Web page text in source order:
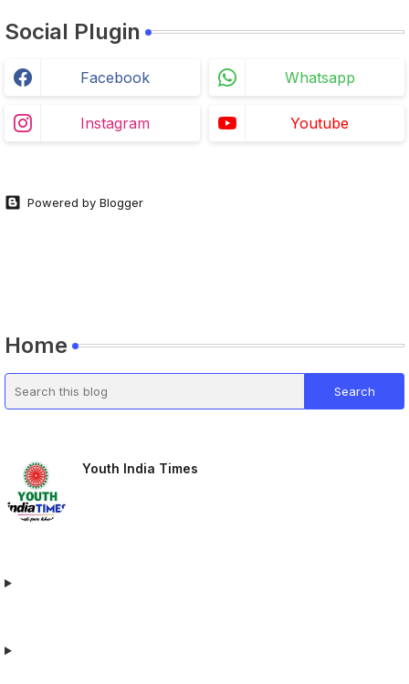
Social Plugin
Facebook Whatsapp
Instagram Youtube
Powered by Blogger
Home
Youth India Times